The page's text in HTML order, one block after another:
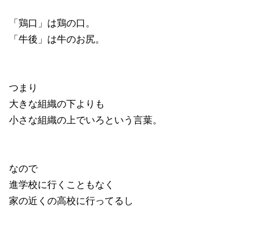
「鶏口」は鶏の口。
「牛後」は牛のお尻。
つまり
大きな組織の下よりも
小さな組織の上でいろという言葉。
なので
進学校に行くこともなく
家の近くの高校に行ってるし